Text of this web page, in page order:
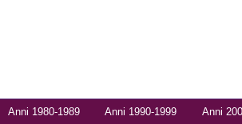
Anni 1980-1989 Anni 1990-1999 Anni